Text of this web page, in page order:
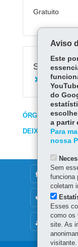
Gratuito
Serviços
Solicitar
ÓRGÃO
DEIXE SUA
MAPA DO
DENUNCIE
OUVIDORIA
Aviso
Este
do
a partir
Para
nossa
Sem
funciona
coletam
Esses
como os
site. As
visitante.